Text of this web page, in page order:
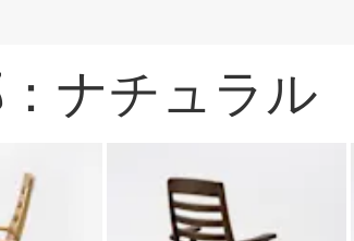
ナチュラル